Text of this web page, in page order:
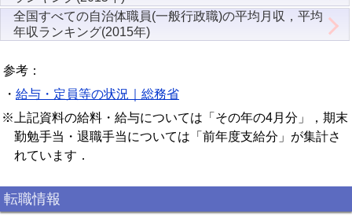
全国すべての自治体職員(一般行政職)の平均月収，平均
年収ランキング(2015年)
参考：
・ 給与・定員等の状況｜総務省
※上記資料の給料・給与については「その年の4月分」，期末
勤勉手当・退職手当については「前年度支給分」が集計さ
れています．
転職情報